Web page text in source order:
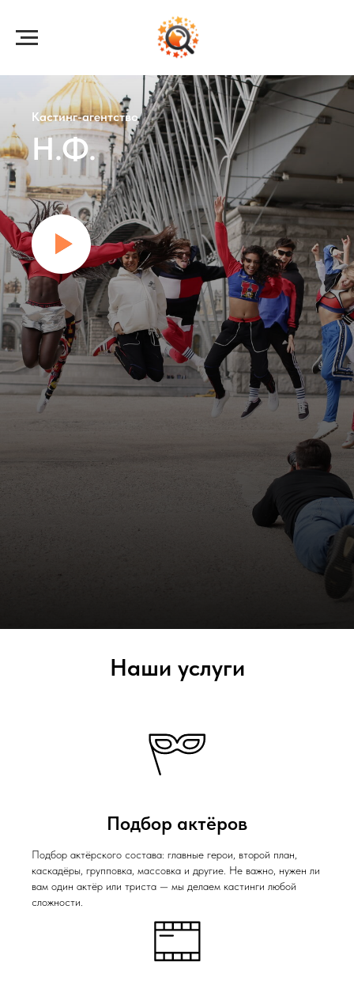
Кастинг-агентство
Н.Ф.
Наши услуги
Подбор актёров
Подбор актёрского состава: главные герои, второй план,
каскадёры, групповка, массовка и другие. Не важно, нужен ли
вам один актёр или триста — мы делаем кастинги любой
сложности.